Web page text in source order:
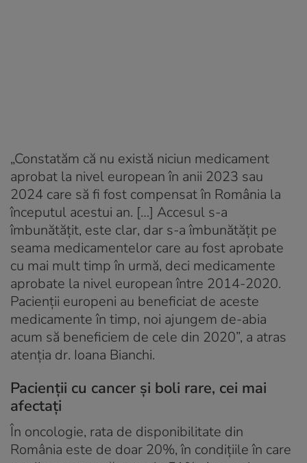
„Constatăm că nu există niciun medicament
aprobat la nivel european în anii 2023 sau
2024 care să fi fost compensat în România la
începutul acestui an. […] Accesul s-a
îmbunătățit, este clar, dar s-a îmbunătățit pe
seama medicamentelor care au fost aprobate
cu mai mult timp în urmă, deci medicamente
aprobate la nivel european între 2014-2020.
Pacienții europeni au beneficiat de aceste
medicamente în timp, noi ajungem de-abia
acum să beneficiem de cele din 2020”, a atras
atenția dr. Ioana Bianchi.
Pacienții cu cancer și boli rare, cei mai
afectați
În oncologie, rata de disponibilitate din
România este de doar 20%, în condițiile în care